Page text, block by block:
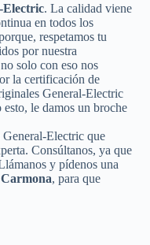
Electric. La calidad viene
en todos los
respetamos tu
por nuestra
solo con eso nos
la certificación de
General-Electric
le damos un broche
Electric que
Consúltanos, ya que
y pídenos una
, para que